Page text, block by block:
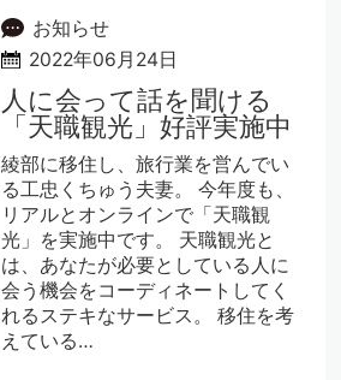
お知らせ
2022年06月24日
人に会って話を聞ける
「天職観光」好評実施中
綾部に移住し、旅行業を営んでい
る工忠くちゅう夫妻。 今年度も、
リアルとオンラインで「天職観
光」を実施中です。 天職観光と
は、あなたが必要としている人に
会う機会をコーディネートしてく
れるステキなサービス。 移住を考
えている…